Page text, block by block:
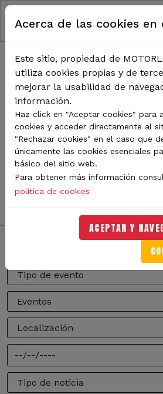
Pasar al contenido principal
RUTA DE
Inicio Noticias
TODA LA
MOTORLAND
Sigue de cerca todas las
Aragón. Aquí encontrarás noticias
competiciones, pilotos,
mucho más. Filtra por categoría
no te pierdas nada del mundo del
Acerca de las cookies en
Este sitio, propiedad de
utiliza cookies propias y de
mejorar la usabilidad de
información.
Haz click en "Aceptar cookies" para
cookies y acceder directamente al
"Rechazar cookies" en el caso que
únicamente las cookies esenciales
básico del sitio web.
Para obtener más información
política de cookies
ACEPTAR Y